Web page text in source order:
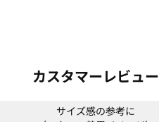
カスタマーレビュー
サイズ感の参考に